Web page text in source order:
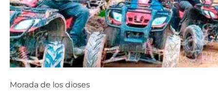
Morada de los dioses